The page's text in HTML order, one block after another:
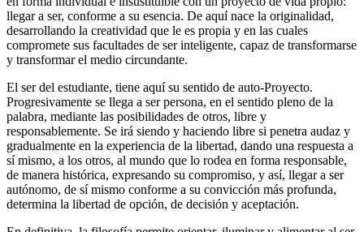
llegar a ser, conforme a su esencia. De aquí nace la originalidad,
desarrollando la creatividad que le es propia y en las cuales
compromete sus facultades de ser inteligente, capaz de transformarse
y transformar el medio circundante.
El ser del estudiante, tiene aquí su sentido de auto-Proyecto.
Progresivamente se llega a ser persona, en el sentido pleno de la
palabra, mediante las posibilidades de otros, libre y
responsablemente. Se irá siendo y haciendo libre si penetra audaz y
gradualmente en la experiencia de la libertad, dando una respuesta a
sí mismo, a los otros, al mundo que lo rodea en forma responsable,
de manera histórica, expresando su compromiso, y así, llegar a ser
autónomo, de sí mismo conforme a su convicción más profunda,
determina la libertad de opción, de decisión y aceptación.